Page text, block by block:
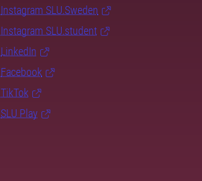
Instagram SLU.Sweden
Instagram SLU.student
LinkedIn
Facebook
TikTok
SLU Play